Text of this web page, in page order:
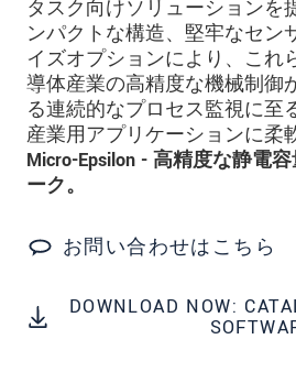
タスク向けソリューションを
ンパクトな構造、堅牢なセン
イズオプションにより、これ
導体産業の高精度な機械制御
る連続的なプロセス監視に至
産業用アプリケーションに柔
Micro-Epsilon - 高精度な静電
ーク。
お問い合わせはこちら
DOWNLOAD NOW:
印刷された製品カタロ
さい
直接訪問してほしい
* 必須フィールド。
私たちはお客様の個人情報を
個人情報に関するプライバシ